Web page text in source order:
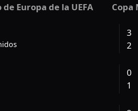
Europa de la UEFA Copa
3
2
0
1